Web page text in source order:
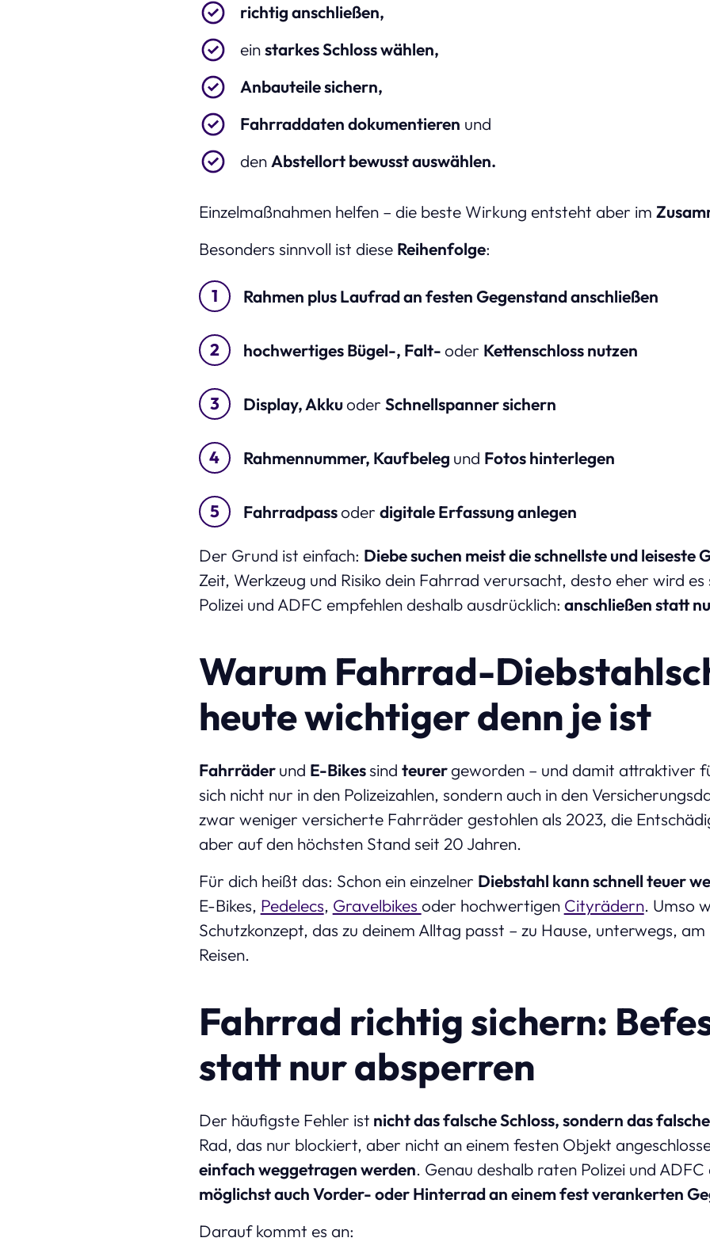
richtig anschließen,
einstarkes Schloss wählen,
Anbauteile sichern,
Fahrraddaten dokumentieren und
den Abstellort bewusst auswählen.
Einzelmaßnahmen helfen – die beste Wirkung entsteht aber im
Besonders sinnvoll ist diese Reihenfolge:
Rahmen plus Laufrad an festen Gegenstand anschließen
hochwertiges Bügel-, Falt-oder Kettenschloss nutzen
Display, Akkuoder Schnellspanner sichern
Rahmennummer, Kaufbeleg und Fotos hinterlegen
Fahrradpassoder digitale Erfassung anlegen
Der Grund ist einfach: Diebe suchen meist die schnellste und leiseste
Zeit, Werkzeug und Risiko dein Fahrrad verursacht, desto eher wird es
Polizei und ADFC empfehlen deshalb ausdrücklich: anschließen statt
Warum Fahrrad-
heute wichtiger denn je ist
Fahrräderund E-Bikessind teurergeworden – und damit attraktiver
sich nicht nur in den Polizeizahlen, sondern auch in den
zwar weniger versicherte Fahrräder gestohlen als 2023, die
aber auf den höchsten Stand seit 20 Jahren.
Für dich heißt das: Schon ein einzelner Diebstahl kann schnell teuer
E-Bikes, Pedelecs, Gravelbikes oder hochwertigen Cityrädern. Umso
Schutzkonzept, das zu deinem Alltag passt – zu Hause, unterwegs,
Reisen.
Fahrrad richtig sichern:
statt nur absperren
Der häufigste Fehler ist nicht das falsche Schloss, sondern das
Rad, das nur blockiert, aber nicht an einem festen Objekt
einfach weggetragen werden. Genau deshalb raten Polizei und ADFC
möglichst auch Vorder- oder Hinterrad an einem fest verankerten
Darauf kommt es an: